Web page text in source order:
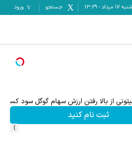
شنبه ۱۷ مرداد -
13:29 جستجو ورود
با اسپرد صفر و تا ۵۰۰ دلار بونوس
ثبت نام کنید
›